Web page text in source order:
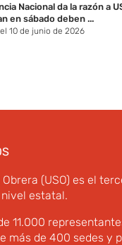
Nacional da la razón a
en sábado deben ...
10 de junio de 2026
(USO) es el
estatal.
11.000
más de 400 sedes y